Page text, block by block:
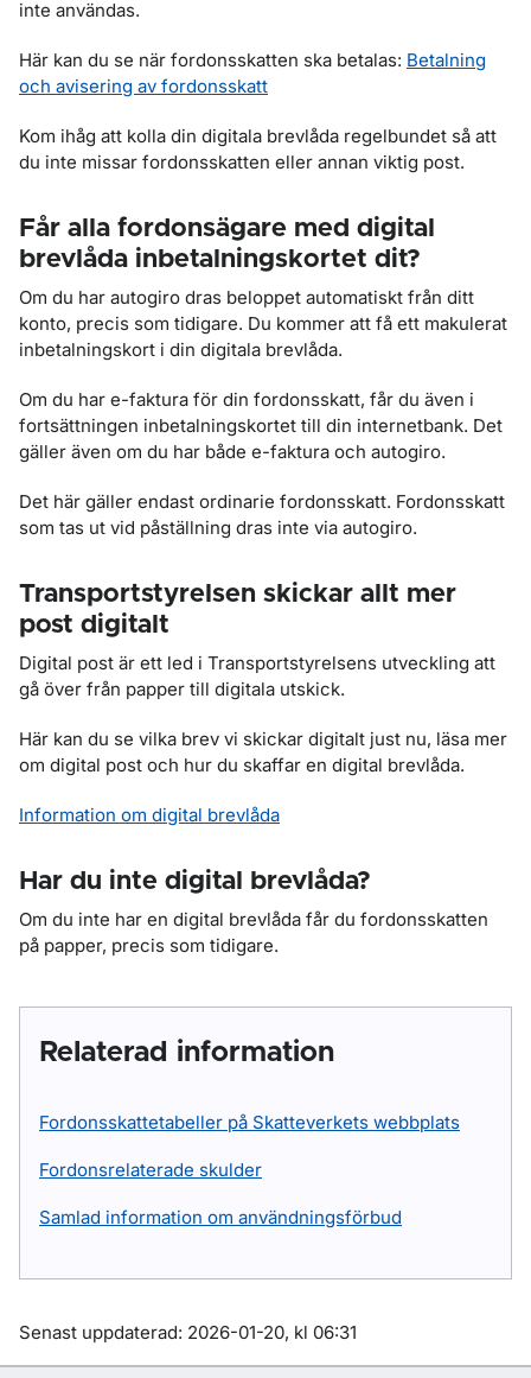
inte användas.
Här kan du se när fordonsskatten ska betalas: Betalning
och avisering av fordonsskatt
Kom ihåg att kolla din digitala brevlåda regelbundet så att
du inte missar fordonsskatten eller annan viktig post.
Får alla fordonsägare med digital
brevlåda inbetalningskortet dit?
Om du har autogiro dras beloppet automatiskt från ditt
konto, precis som tidigare. Du kommer att få ett makulerat
inbetalningskort i din digitala brevlåda.
Om du har e-faktura för din fordonsskatt, får du även i
fortsättningen inbetalningskortet till din internetbank. Det
gäller även om du har både e-faktura och autogiro.
Det här gäller endast ordinarie fordonsskatt. Fordonsskatt
som tas ut vid påställning dras inte via autogiro.
Transportstyrelsen skickar allt mer
post digitalt
Digital post är ett led i Transportstyrelsens utveckling att
gå över från papper till digitala utskick.
Här kan du se vilka brev vi skickar digitalt just nu, läsa mer
om digital post och hur du skaffar en digital brevlåda.
Information om digital brevlåda
Har du inte digital brevlåda?
Om du inte har en digital brevlåda får du fordonsskatten
på papper, precis som tidigare.
Relaterad information
Fordonsskattetabeller på Skatteverkets webbplats
Fordonsrelaterade skulder
Samlad information om användningsförbud
Om sidan
Senast uppdaterad: 2026-01-20, kl 06:31